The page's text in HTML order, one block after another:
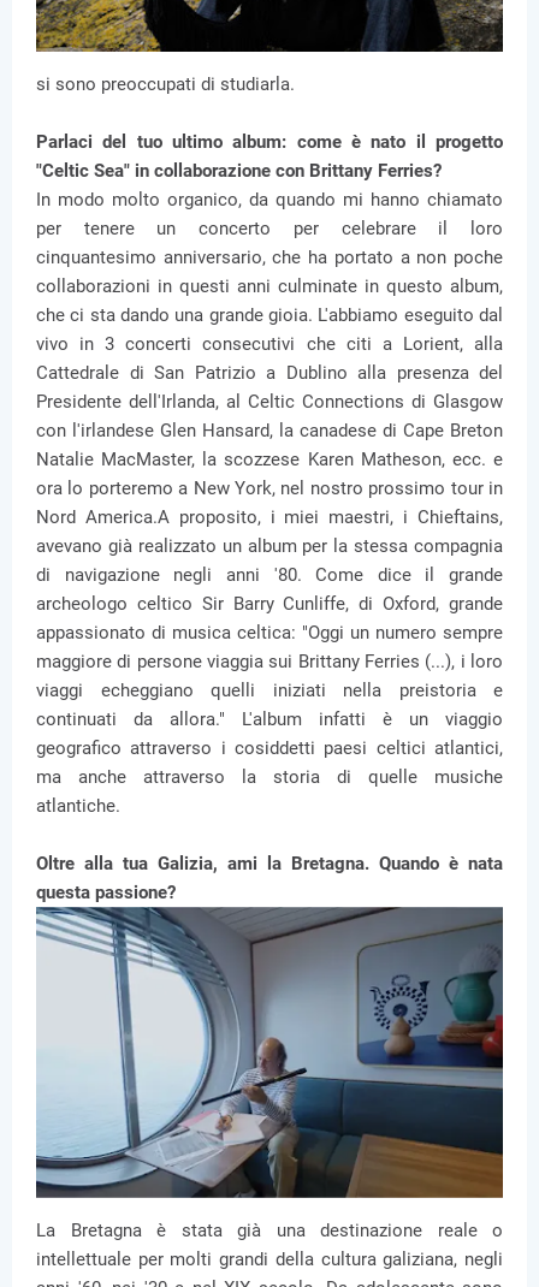
si sono preoccupati di studiarla.
Parlaci del tuo ultimo album: come è nato il progetto
"Celtic Sea" in collaborazione con Brittany Ferries?
In modo molto organico, da quando mi hanno chiamato
per tenere un concerto per celebrare il loro
cinquantesimo anniversario, che ha portato a non poche
collaborazioni in questi anni culminate in questo album,
che ci sta dando una grande gioia. L'abbiamo eseguito dal
vivo in 3 concerti consecutivi che citi a Lorient, alla
Cattedrale di San Patrizio a Dublino alla presenza del
Presidente dell'Irlanda, al Celtic Connections di Glasgow
con l'irlandese Glen Hansard, la canadese di Cape Breton
Natalie MacMaster, la scozzese Karen Matheson, ecc. e
ora lo porteremo a New York, nel nostro prossimo tour in
Nord America.A proposito, i miei maestri, i Chieftains,
avevano già realizzato un album per la stessa compagnia
di navigazione negli anni '80. Come dice il grande
archeologo celtico Sir Barry Cunliffe, di Oxford, grande
appassionato di musica celtica: "Oggi un numero sempre
maggiore di persone viaggia sui Brittany Ferries (...), i loro
viaggi echeggiano quelli iniziati nella preistoria e
continuati da allora." L'album infatti è un viaggio
geografico attraverso i cosiddetti paesi celtici atlantici,
ma anche attraverso la storia di quelle musiche
atlantiche.
Oltre alla tua Galizia, ami la Bretagna. Quando è nata
questa passione?
La Bretagna è stata già una destinazione reale o
intellettuale per molti grandi della cultura galiziana, negli